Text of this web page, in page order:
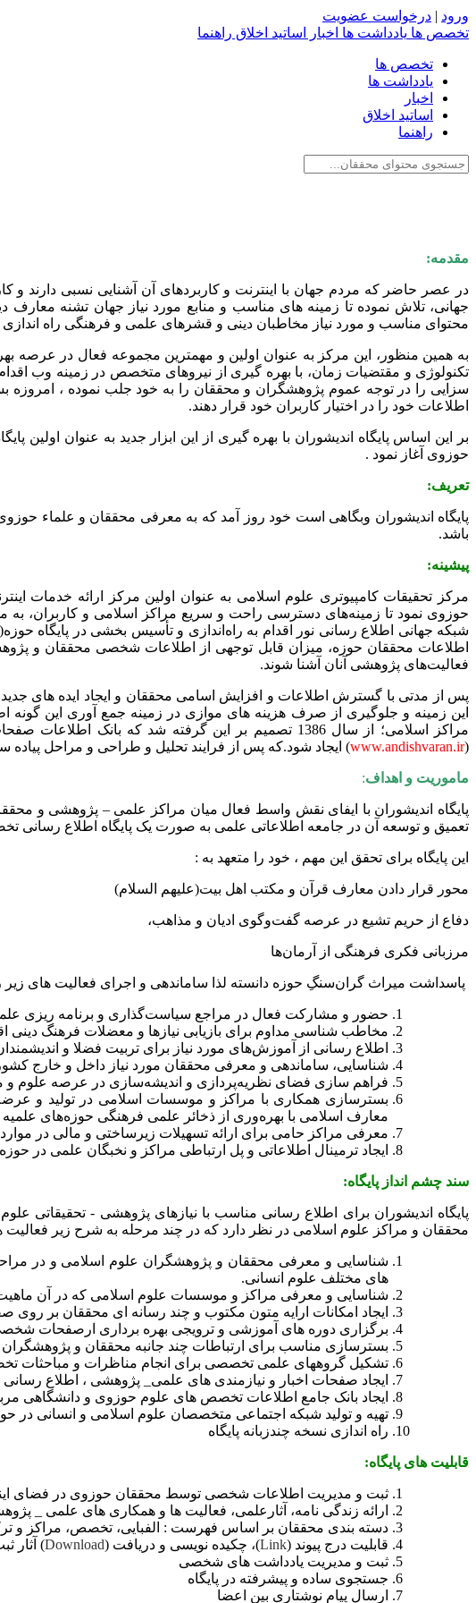
ورود | درخواست عضویت
تخصص ها یادداشت ها اخبار اساتید اخلاق راهنما
تخصص ها
یادداشت ها
اخبار
اساتید اخلاق
راهنما
مقدمه:
در عصر حاضر که مردم جهان با اینترنت و کاربردهای آن آشنایی نسبی دارند
جهانی، تلاش نموده تا زمینه های مناسب و منابع مورد نیاز جهان تشنه
محتوای مناسب و مورد نیاز مخاطبان دینی و قشرهای علمی و فرهنگی راه اندازی
به همین منظور، این مرکز به عنوان اولین و مهمترین مجموعه فعال در عرصه
تکنولوژی و مقتضیات زمان، با بهره گیری از نیروهای متخصص در زمینه وب
سزایی را در توجه عموم پژوهشگران و محققان را به خود جلب نموده ، امروزه
اطلاعات خود را در اختیار کاربران خود قرار دهند.
حوزوی آغاز نمود .
تعریف:
پایگاه اندیشوران وبگاهی است خود روز آمد که به معرفی محققان و علماء
باشد.
پیشینه:
حوزوی نمود تا زمینه‌های دسترسی راحت ‌‌‌‌‌و سریع مراکز اسلامی و کاربران،
شبکه جهانی اطلاع رسانی نور اقدام به راه‌اندازی ‌و تأ‌سیس بخشی در پایگاه
اطلاعات محققان‌ حوزه‌‌‌، میزان ‌قابل ‌توجهی از اطلاعات شخصی محققان و
فعالیت‌های پژوهشی آنان آشنا شوند.
پس از مدتی با گسترش اطلاعات و افزایش اسامی محققان و ایجاد ایده های
این زمینه و جلوگیری از صرف هزینه های موازی در زمینه جمع آوری این گونه
مراکز اسلامی؛ از سال 1386 تصمیم بر این گرفته شد که بانک اطلاعات صفحات شخصی محققان به صورت یک پایگاه اطلاع رسانی مستقل و خود روز آمد توسط محققین به نام "
(
www.andishvaran.ir) ایجاد شود.که پس از فرایند تحلیل و طراحی و مراحل پیاده سازی آن که
ماموریت و اهداف:
پایگاه اندیشوران با ایفای نقش واسط فعال میان مراکز علمی – پژوهشی و
تعمیق و توسعه آن در جامعه اطلاعاتی علمی به صورت یک پایگاه اطلاع رسانی
این پایگاه برای تحقق این مهم ، خود را متعهد به :
محور قرار دادن معارف قرآن و مکتب اهل بیت(علیهم السلام)
دفاع از حریم تشیع در عرصه گفت‌وگوی ادیان و مذاهب،
مرزبانی فکری فرهنگی از آرمان‌ها
پاسداشت میراث گران‌سنگِ حوزه دانسته لذا ساماندهی و اجرای فعالیت های
حضور و مشارکت فعال در مراجع سیاست‌گذاری و برنامه ریزی
مخاطب شناسی مداوم برای بازیابی نیازها و معضلات فرهنگ
اطلاع رسانی از آموزش‌های مورد نیاز برای تربیت فضلا و
شناسایی، ساماندهی و معرفی محققان مورد نیاز داخل و خارج
فراهم سازی فضای نظریه‌پردازی و اندیشه‌سازی در عرصه علوم و
بسترسازی همکاری با مراکز و موسسات اسلامی در تولید و عرضه
معارف اسلامی با بهره‌وری از ذخائر علمی فرهنگی حوزه‌های
معرفی مراکز حامی برای ارائه تسهیلات زیرساختی و مالی در
ایجاد ترمینال اطلاعاتی و پل ارتباطی مراکز و نخبگان علمی در
سند چشم انداز پایگاه:
پایگاه اندیشوران برای اطلاع رسانی مناسب با نیازهای پژوهشی - تحقیقاتی
محققان و مراکز علوم اسلامی در نظر دارد که در چند مرحله به شرح زیر فعالیت
شناسایی و معرفی محققان و پژوهشگران علوم اسلامی و در
های مختلف علوم انسانی.
شناسایی و معرفی مراکز و موسسات علوم اسلامی که در آن
ایجاد امکانات ارایه متون مکتوب و چند رسانه ای محققان بر
برگزاری دوره های آموزشی و ترویجی بهره برداری ارصفحات
بسترسازی مناسب برای ارتباطات چند جانبه محققان و پژوهشگران
تشکیل گروههای علمی تخصصی برای انجام مناظرات و مباحثات
ایجاد صفحات اخبار و نیازمندی های علمی_ پژوهشی ، اطلاع
ایجاد بانک جامع اطلاعات تخصص های علوم حوزوی و دانشگاهی
تهیه و تولید شبکه اجتماعی متخصصان علوم اسلامی و انسانی در
راه اندازی نسخه چندزبانه پایگاه
قابلیت های پایگاه:
ثبت و مدیریت اطلاعات شخصی توسط محققان حوزوی در فضای
ارائه زندگی نامه، آثارعلمی، فعالیت ها و همکاری های علمی _
دسته بندی محققان بر اساس فهرست : الفبایی، تخصص، مراکز و
قابلیت درج پیوند (Link)، چکیده نویسی و دریافت (Download) آثار
ثبت و مدیریت یادداشت های شخصی
جستجوی ساده و پیشرفته در پایگاه
ارسال پیام نوشتاری بین اعضا